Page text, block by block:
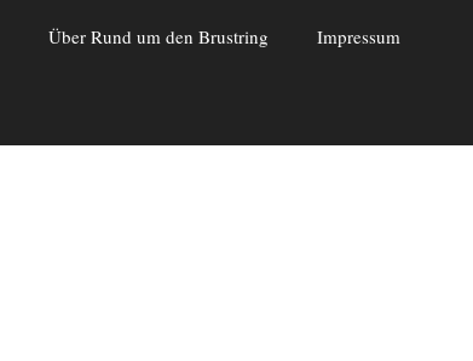
Über Rund um den Brustring Impressum